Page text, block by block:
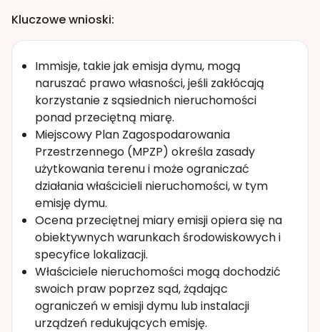
Kluczowe wnioski:
Immisje, takie jak emisja dymu, mogą
naruszać prawo własności, jeśli zakłócają
korzystanie z sąsiednich nieruchomości
ponad przeciętną miarę.
Miejscowy Plan Zagospodarowania
Przestrzennego (MPZP) określa zasady
użytkowania terenu i może ograniczać
działania właścicieli nieruchomości, w tym
emisję dymu.
Ocena przeciętnej miary emisji opiera się na
obiektywnych warunkach środowiskowych i
specyfice lokalizacji.
Właściciele nieruchomości mogą dochodzić
swoich praw poprzez sąd, żądając
ograniczeń w emisji dymu lub instalacji
urządzeń redukujących emisję.